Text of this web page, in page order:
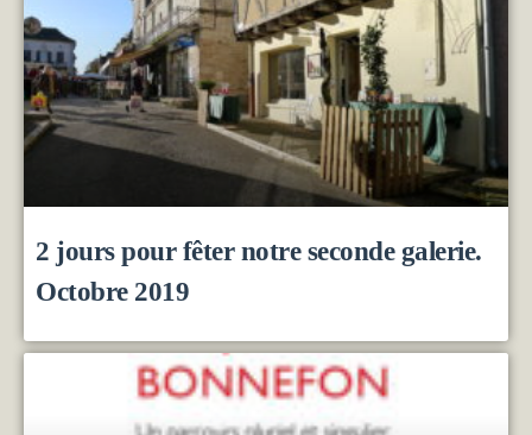
2 jours pour fêter notre seconde galerie.
Octobre 2019